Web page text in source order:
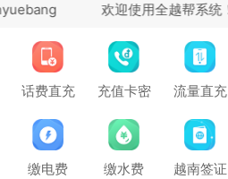
话费直充 充值卡密 流量直充
缴电费 缴水费 越南签证